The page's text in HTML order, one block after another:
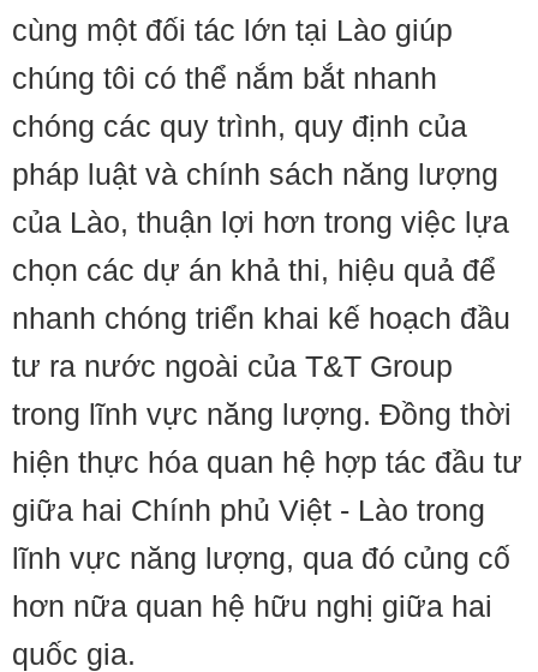
cùng một đối tác lớn tại Lào giúp
chúng tôi có thể nắm bắt nhanh
chóng các quy trình, quy định của
pháp luật và chính sách năng lượng
của Lào, thuận lợi hơn trong việc lựa
chọn các dự án khả thi, hiệu quả để
nhanh chóng triển khai kế hoạch đầu
tư ra nước ngoài của T&T Group
trong lĩnh vực năng lượng. Đồng thời
hiện thực hóa quan hệ hợp tác đầu tư
giữa hai Chính phủ Việt - Lào trong
lĩnh vực năng lượng, qua đó củng cố
hơn nữa quan hệ hữu nghị giữa hai
quốc gia.